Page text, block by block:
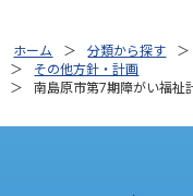
ホーム 分類から探す
その他方針・計画
南島原市第7期障がい福祉